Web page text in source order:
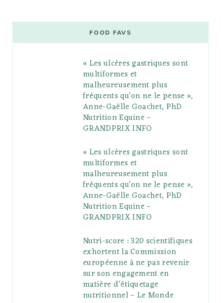
b
t
g
l
e
P
l
s
t
a
g
r
a
m
e
r
e
s
o
l
r
FOOD FAVS
« Les ulcères gastriques sont
multiformes et
malheureusement plus
fréquents qu’on ne le pense »,
Anne-Gaëlle Goachet, PhD
Nutrition Equine –
GRANDPRIX INFO
« Les ulcères gastriques sont
multiformes et
malheureusement plus
fréquents qu’on ne le pense »,
Anne-Gaëlle Goachet, PhD
Nutrition Equine –
GRANDPRIX INFO
Nutri-score : 320 scientifiques
exhortent la Commission
européenne à ne pas revenir
sur son engagement en
matière d’étiquetage
nutritionnel – Le Monde